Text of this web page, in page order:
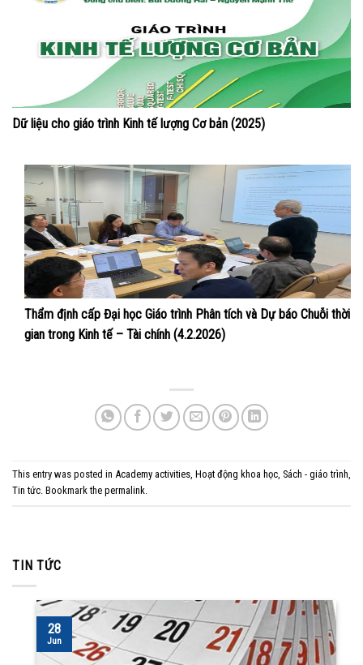
Dữ liệu cho giáo trình Kinh tế lượng Cơ bản (2025)
Thẩm định cấp Đại học Giáo trình Phân tích và Dự báo Chuỗi thời
gian trong Kinh tế – Tài chính (4.2.2026)
This entry was posted in Academy activities, Hoạt động khoa học, Sách - giáo trình,
Tin tức. Bookmark the permalink.
TIN TỨC
28
Jun